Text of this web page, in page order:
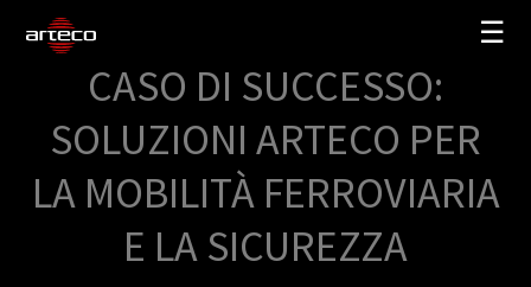
☰
SOLUZIONI
AZIENDA
TRAINING
PARTNERS
CASO DI SUCCESSO:
SOLUZIONI ARTECO PER
LA MOBILITÀ FERROVIARIA
E LA SICUREZZA